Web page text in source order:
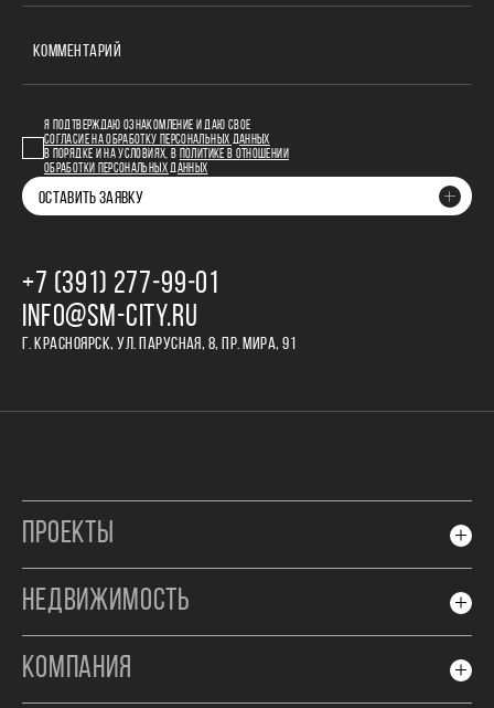
КОММЕНТАРИЙ
Я ПОДТВЕРЖДАЮ ОЗНАКОМЛЕНИЕ И ДАЮ СВОЕ
СОГЛАСИЕ НА ОБРАБОТКУ ПЕРСОНАЛЬНЫХ ДАННЫХ
В ПОРЯДКЕ И НА УСЛОВИЯХ, В
ПОЛИТИКЕ В ОТНОШЕНИИ
ОБРАБОТКИ ПЕРСОНАЛЬНЫХ ДАННЫХ
ОСТАВИТЬ ЗАЯВКУ
+7 (391) 277‒99‒01
INFO@SM-CITY.RU
Г. КРАСНОЯРСК, УЛ. ПАРУСНАЯ, 8, ПР. МИРА, 91
ПРОЕКТЫ
НЕДВИЖИМОСТЬ
КОМПАНИЯ